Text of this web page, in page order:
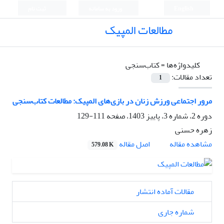
مطالعات المپیک
کلیدواژه‌ها =کتاب‌سنجی
تعداد مقالات:
1
مرور اجتماعی ورزش زنان در بازی‌های المپیک: مطالعات کتاب‌سنجی
دوره 2، شماره 3، پاییز 1403، صفحه
111-129
زهره حسنی
مشاهده مقاله
اصل مقاله 579.08 K
مقالات آماده انتشار
شماره جاری